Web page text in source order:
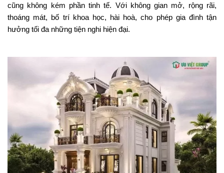
cũng không kém phần tinh tế. Với không gian mở, rộng rãi,
thoáng mát, bố trí khoa học, hài hoà, cho phép gia đình tận
hưởng tối đa những tiện nghi hiện đại.